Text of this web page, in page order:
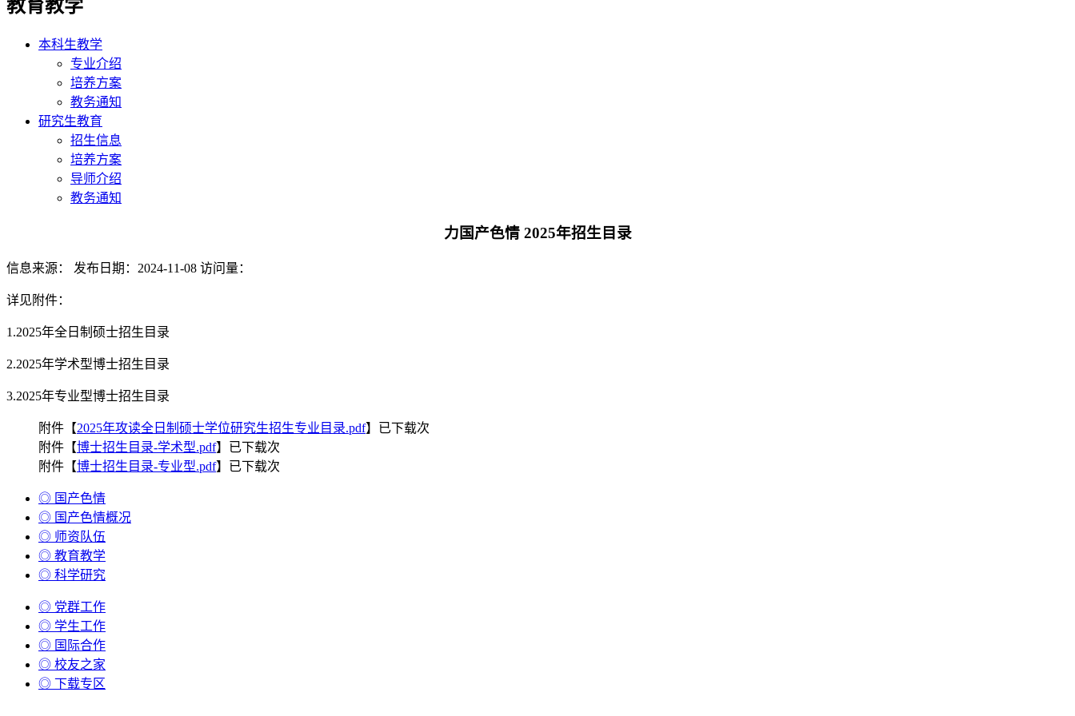
教育教学
本科生教学
专业介绍
培养方案
教务通知
研究生教育
招生信息
培养方案
导师介绍
教务通知
力国产色情 2025年招生目录
信息来源： 发布日期：2024-11-08 访问量：
详见附件：
1.2025年全日制硕士招生目录
2.2025年学术型博士招生目录
3.2025年专业型博士招生目录
附件【2025年攻读全日制硕士学位研究生招生专业目录.pdf】已下载次
附件【博士招生目录-学术型.pdf】已下载次
附件【博士招生目录-专业型.pdf】已下载次
◎ 国产色情
◎ 国产色情概况
◎ 师资队伍
◎ 教育教学
◎ 科学研究
◎ 党群工作
◎ 学生工作
◎ 国际合作
◎ 校友之家
◎ 下载专区